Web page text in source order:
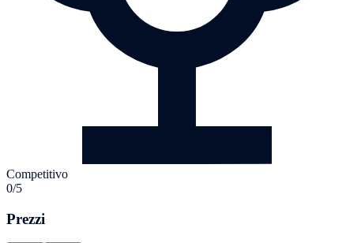
Competitivo
0/5
Prezzi